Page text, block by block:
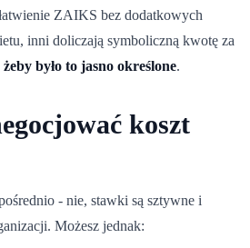
ZAIKS bez dodatkowych
inni doliczają symboliczną kwotę za
było to jasno określone.
koszt
- nie, stawki są sztywne i
Możesz jednak: